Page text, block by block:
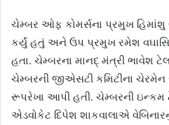
ચેમ્બર ઓફ કોમર્સના પ્રમુખ હિમાંશુ
કર્યું હતું અને ઉપ પ્રમુખ રમેશ
હતા. ચેમ્બરના માનદ્‌ મંત્રી ભાવેશ
ચેમ્બરની જીએસટી કમિટીના ચેરમેન
રૂપરેખા આપી હતી. ચેમ્બરની ઇન્કમ
એડવોકેટ દિપેશ શાકવાલાએ